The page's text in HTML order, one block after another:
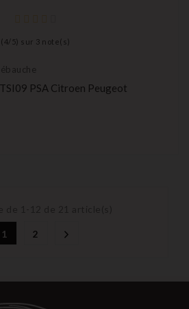
( 4/ 5) sur 3 note(s)
PSA Citroen Peugeot
1 2